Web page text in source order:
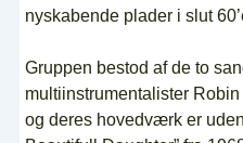
nyskabende plader i slut
Gruppen bestod af de to
multiinstrumentalister
og deres hovedværk er